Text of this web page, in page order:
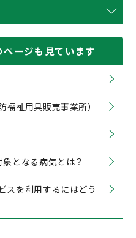
ージも見ています
祉用具販売事業所）
となる病気とは？
スを利用するにはどう